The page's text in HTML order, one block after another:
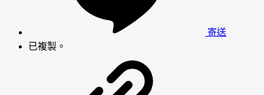
寄送
已複製。